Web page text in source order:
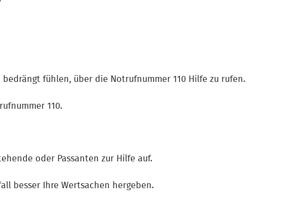
fühlen, über die Notrufnummer 110 Hilfe zu rufen.
110.
oder Passanten zur Hilfe auf.
besser Ihre Wertsachen hergeben.